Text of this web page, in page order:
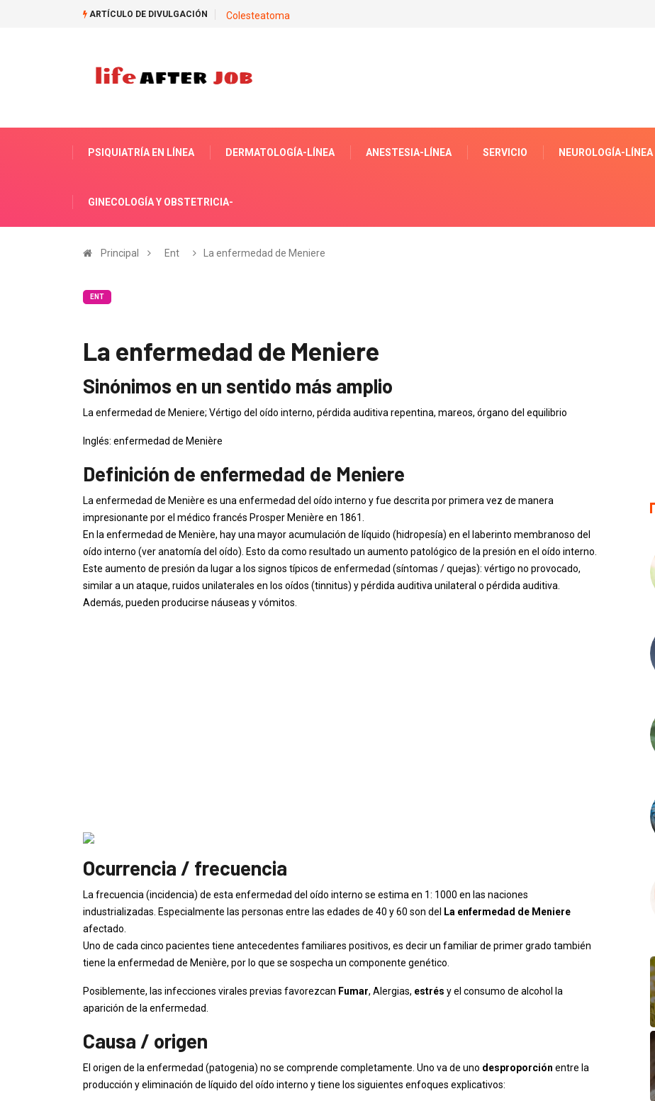
ARTÍCULO DE DIVULGACIÓN Colesteatoma
PSIQUIATRÍA EN LÍNEA DERMATOLOGÍA-LÍNEA ANESTESIA-LÍNEA SERVICIO NEUROLOGÍA-LÍNEA
GINECOLOGÍA Y OBSTETRICIA-
Principal Ent La enfermedad de Meniere
ENT
La enfermedad de Meniere
Sinónimos en un sentido más amplio
La enfermedad de Meniere; Vértigo del oído interno, pérdida auditiva repentina, mareos, órgano del equilibrio
Inglés: enfermedad de Menière
Definición de enfermedad de Meniere
La enfermedad de Menière es una enfermedad del oído interno y fue descrita por primera vez de manera
impresionante por el médico francés Prosper Menière en 1861.
En la enfermedad de Menière, hay una mayor acumulación de líquido (hidropesía) en el laberinto membranoso del
oído interno (ver anatomía del oído). Esto da como resultado un aumento patológico de la presión en el oído interno.
Este aumento de presión da lugar a los signos típicos de enfermedad (síntomas / quejas): vértigo no provocado,
similar a un ataque, ruidos unilaterales en los oídos (tinnitus) y pérdida auditiva unilateral o pérdida auditiva.
Además, pueden producirse náuseas y vómitos.
Ocurrencia / frecuencia
La frecuencia (incidencia) de esta enfermedad del oído interno se estima en 1: 1000 en las naciones
industrializadas. Especialmente las personas entre las edades de 40 y 60 son del
La enfermedad de Meniere
afectado.
Uno de cada cinco pacientes tiene antecedentes familiares positivos, es decir un familiar de primer grado también
tiene la enfermedad de Menière, por lo que se sospecha un componente genético.
Posiblemente, las infecciones virales previas favorezcan Fumar, Alergias, estrés y el consumo de alcohol la
aparición de la enfermedad.
Causa / origen
El origen de la enfermedad (patogenia) no se comprende completamente. Uno va de uno desproporción entre la
producción y eliminación de líquido del oído interno y tiene los siguientes enfoques explicativos: